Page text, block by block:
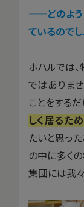
——どのよう
ているのでし
ホハルでは
ではありま
ことをする
しく居るた
たいと思っ
の中に多く
集団には我々